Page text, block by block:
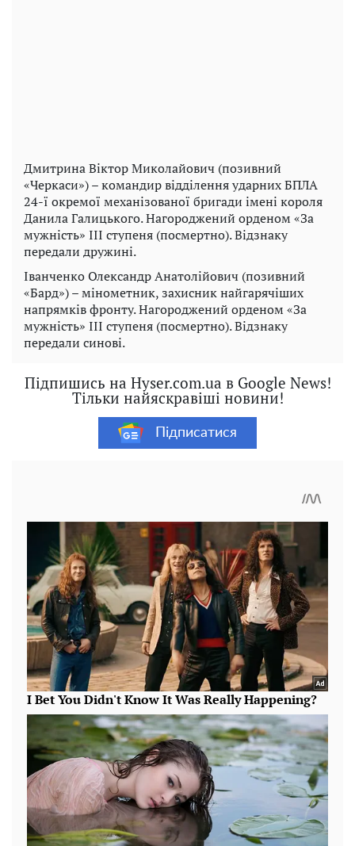
Дмитрина Віктор Миколайович (позивний
«Черкаси») – командир відділення ударних БПЛА
24-ї окремої механізованої бригади імені короля
Данила Галицького. Нагороджений орденом «За
мужність» III ступеня (посмертно). Відзнаку
передали дружині.
Іванченко Олександр Анатолійович (позивний
«Бард») – мінометник, захисник найгарячіших
напрямків фронту. Нагороджений орденом «За
мужність» III ступеня (посмертно). Відзнаку
передали синові.
Підпишись на Hyser.com.ua в Google News!
Тільки найяскравіші новини!
Підписатися